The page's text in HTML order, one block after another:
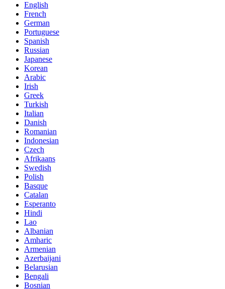
English
French
German
Portuguese
Spanish
Russian
Japanese
Korean
Arabic
Irish
Greek
Turkish
Italian
Danish
Romanian
Indonesian
Czech
Afrikaans
Swedish
Polish
Basque
Catalan
Esperanto
Hindi
Lao
Albanian
Amharic
Armenian
Azerbaijani
Belarusian
Bengali
Bosnian